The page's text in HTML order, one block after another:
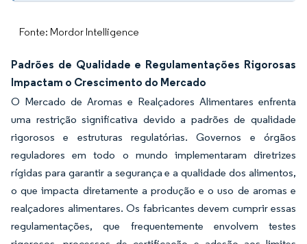
Fonte: Mordor Intelligence
Padrões de Qualidade e Regulamentações Rigorosas
Impactam o Crescimento do Mercado
O Mercado de Aromas e Realçadores Alimentares enfrenta
uma restrição significativa devido a padrões de qualidade
rigorosos e estruturas regulatórias. Governos e órgãos
reguladores em todo o mundo implementaram diretrizes
rígidas para garantir a segurança e a qualidade dos alimentos,
o que impacta diretamente a produção e o uso de aromas e
realçadores alimentares. Os fabricantes devem cumprir essas
regulamentações, que frequentemente envolvem testes